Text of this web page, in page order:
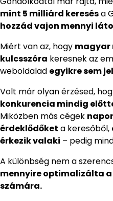
mint 5 milliárd keresésa
hozzád vajon mennyi
Miért van az, hogy magyar
kulcsszóra keresnek az
weboldalad egyikre sem
Volt már olyan érzésed,
konkurencia mindig
Miközben más cégek
érdeklődőket a keresőből,
érkezik valaki – pedig
A különbség nem a
mennyire optimalizálta
számára.